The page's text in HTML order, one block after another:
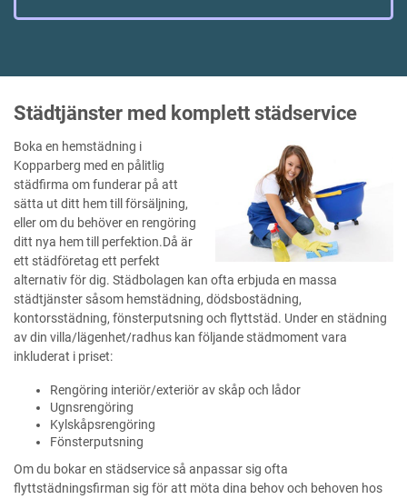
Städtjänster med komplett städservice
Boka en hemstädning i
Kopparberg med en pålitlig
städfirma om funderar på att
sätta ut ditt hem till försäljning,
eller om du behöver en rengöring
ditt nya hem till perfektion.Då är
ett städföretag ett perfekt
alternativ för dig. Städbolagen kan ofta erbjuda en massa
städtjänster såsom hemstädning, dödsbostädning,
kontorsstädning, fönsterputsning och flyttstäd. Under en städning
av din villa/lägenhet/radhus kan följande städmoment vara
inkluderat i priset:
Rengöring interiör/exteriör av skåp och lådor
Ugnsrengöring
Kylskåpsrengöring
Fönsterputsning
Om du bokar en städservice så anpassar sig ofta
flyttstädningsfirman sig för att möta dina behov och behoven hos